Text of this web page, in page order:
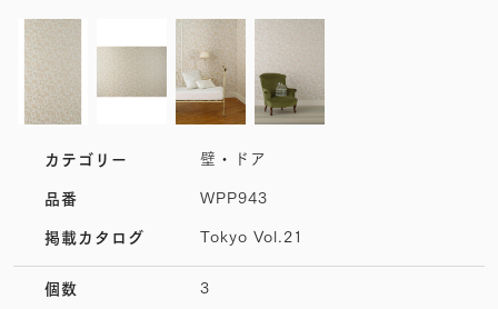
カテゴリー 壁・ドア
品番 WPP943
掲載カタログ Tokyo Vol.21
個数 3